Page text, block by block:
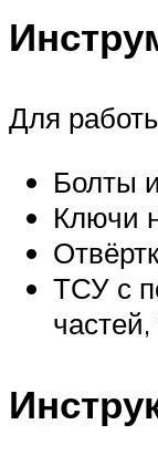
Для
Болты
Ключи
ТСУ с